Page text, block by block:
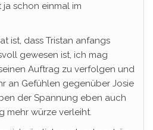
schon einmal im
ist, dass Tristan anfangs
gewesen ist, ich mag
Auftrag zu verfolgen und
an Gefühlen gegenüber Josie
der Spannung eben auch
mehr würze verleiht.